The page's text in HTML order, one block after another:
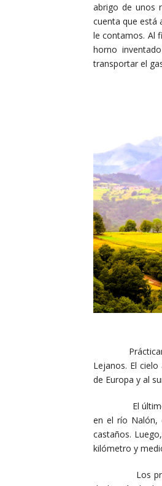
abrigo de unos
cuenta que está
le contamos. Al
horno
transportar el
Lejanos. El
de Europa y al
El último
en el río Nalón,
castaños.
kilómetro y
Los primeros